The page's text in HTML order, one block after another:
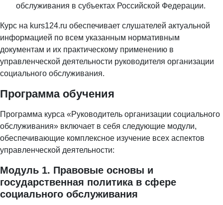
обслуживания в субъектах Российской Федерации.
Курс на kurs124.ru обеспечивает слушателей актуальной
информацией по всем указанным нормативным
документам и их практическому применению в
управленческой деятельности руководителя организации
социального обслуживания.
Программа обучения
Программа курса «Руководитель организации социального
обслуживания» включает в себя следующие модули,
обеспечивающие комплексное изучение всех аспектов
управленческой деятельности:
Модуль 1. Правовые основы и
государственная политика в сфере
социального обслуживания